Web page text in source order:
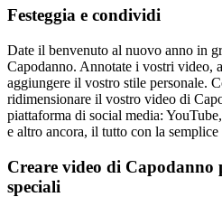
Festeggia e condividi
Date il benvenuto al nuovo anno in
Capodanno. Annotate i vostri video,
aggiungere il vostro stile personale.
ridimensionare il vostro video di
piattaforma di social media:
e altro ancora, il tutto con la
Creare video di Capodanno
speciali